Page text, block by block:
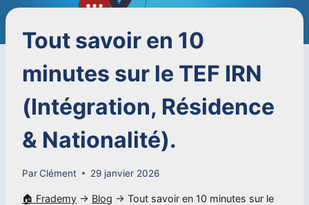
Tout savoir en 10
minutes sur le TEF IRN
(Intégration, Résidence
& Nationalité).
ParClément 29 janvier 2026
🏠 Frademy → Blog → Tout savoir en 10 minutes sur le